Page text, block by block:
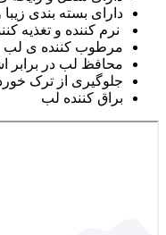
دارای بسته بندی زیبا
نرم کننده و تغذیه
مرطوب کننده ی لب
محافظ لب در برابر
جلوگیری از ترک
براق کننده لب